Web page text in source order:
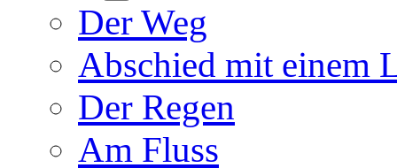
Der Weg
Abschied mit einem
Der Regen
Am Fluss